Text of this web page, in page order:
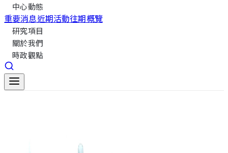
中心動態
重要消息近期活動往期概覽
研究項目
關於我們
時政觀點